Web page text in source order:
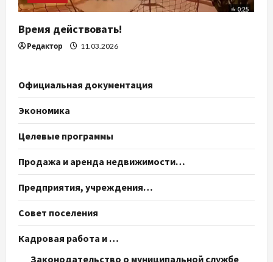
Время действовать!
Редактор 11.03.2026
Официальная документация
Экономика
Целевые программы
Продажа и аренда недвижимости…
Предприятия, учреждения…
Совет поселения
Кадровая работа и …
Законодательство о муниципальной службе